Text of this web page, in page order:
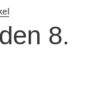
8.